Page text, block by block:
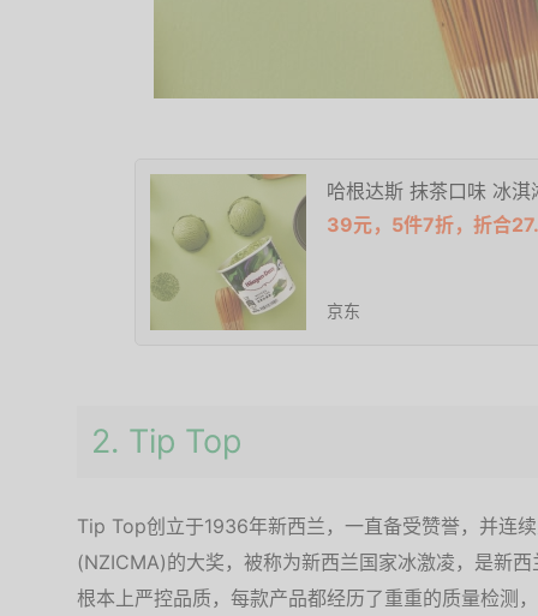
哈根达斯 抹茶口味 冰
39元，5件7折，折合
京东
2. Tip Top
Tip Top创立于1936年新西兰，一直备受赞誉，并连
(NZICMA)的大奖，被称为新西兰国家冰激凌，是新
根本上严控品质，每款产品都经历了重重的质量检测